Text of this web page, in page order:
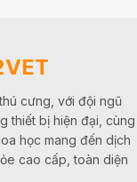
cưng, với đội ngũ
thiết bị hiện đại, cùng
học mang đến dịch
cao cấp, toàn diện